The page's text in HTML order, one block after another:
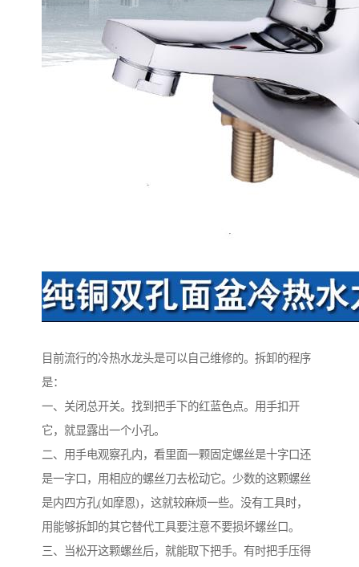
目前流行的冷热水龙头是可以自己维修的。拆卸的程序
是：
一、关闭总开关。找到把手下的红蓝色点。用手扣开
它，就显露出一个小孔。
二、用手电观察孔内，看里面一颗固定螺丝是十字口还
是一字口，用相应的螺丝刀去松动它。少数的这颗螺丝
是内四方孔(如摩恩)，这就较麻烦一些。没有工具时，
用能够拆卸的其它替代工具要注意不要损坏螺丝口。
三、当松开这颗螺丝后，就能取下把手。有时把手压得